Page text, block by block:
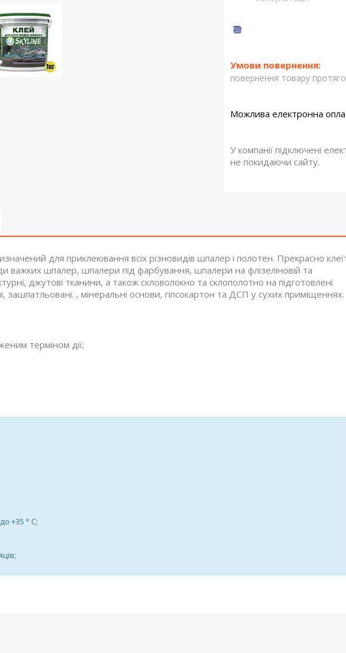
повернення товару
У компанії підключені
не покидаючи сайту.
для приклеювання всіх різновидів шпалер і полотен. Прекрасно
важких шпалер, шпалери під фарбування, шпалери на флізеліновій та
джутові тканини, а також скловолокно та склополотно на підготовлені
зашпатльовані. , мінеральні основи, гіпсокартон та ДСП у сухих приміщеннях.
терміном дії;
+35 ° С;